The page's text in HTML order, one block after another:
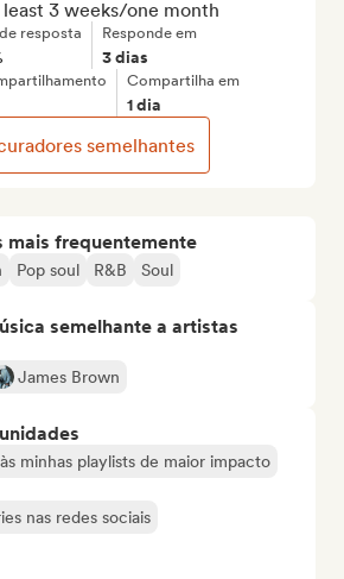
mais frequentemente
Pop soul R&B Soul
semelhante a artistas
James Brown
minhas playlists de maior impacto
nas redes sociais
3 weeks/one month
resposta Responde em
3 dias
Compartilha em
1 dia
semelhantes